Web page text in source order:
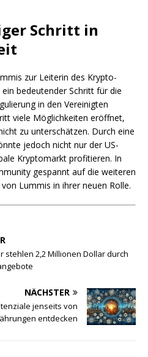
Schritt in
zur Leiterin des Krypto-
bedeutender Schritt für die
in den Vereinigten
viele Möglichkeiten eröffnet,
zu unterschätzen. Durch eine
jedoch nicht nur der US-
Kryptomarkt profitieren. In
gespannt auf die weiteren
Lummis in ihrer neuen Rolle.
stehlen 2,2 Millionen Dollar durch
NÄCHSTER
jenseits von
entdecken